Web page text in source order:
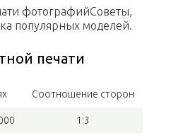
фотографийСоветы,
популярных моделей.
печати
Соотношение сторон
1:3